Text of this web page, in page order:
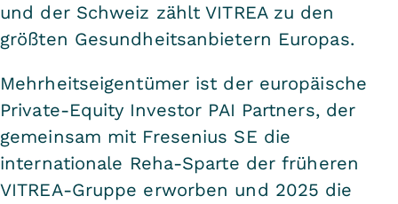
und der Schweiz zählt VITREA zu den
größten Gesundheitsanbietern Europas.
Mehrheitseigentümer ist der europäische
Private-Equity Investor PAI Partners, der
gemeinsam mit Fresenius SE die
internationale Reha-Sparte der früheren
VITREA-Gruppe erworben und 2025 die